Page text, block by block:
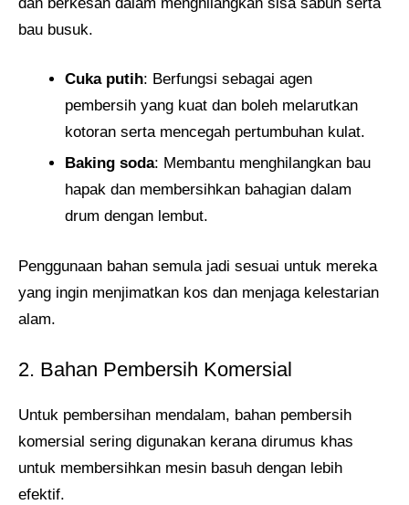
bau busuk.
Cuka putih: Berfungsi sebagai agen
pembersih yang kuat dan boleh melarutkan
kotoran serta mencegah pertumbuhan kulat.
Baking soda: Membantu menghilangkan bau
hapak dan membersihkan bahagian dalam
drum dengan lembut.
Penggunaan bahan semula jadi sesuai untuk mereka
yang ingin menjimatkan kos dan menjaga kelestarian
alam.
2. Bahan Pembersih Komersial
Untuk pembersihan mendalam, bahan pembersih
komersial sering digunakan kerana dirumus khas
untuk membersihkan mesin basuh dengan lebih
efektif.